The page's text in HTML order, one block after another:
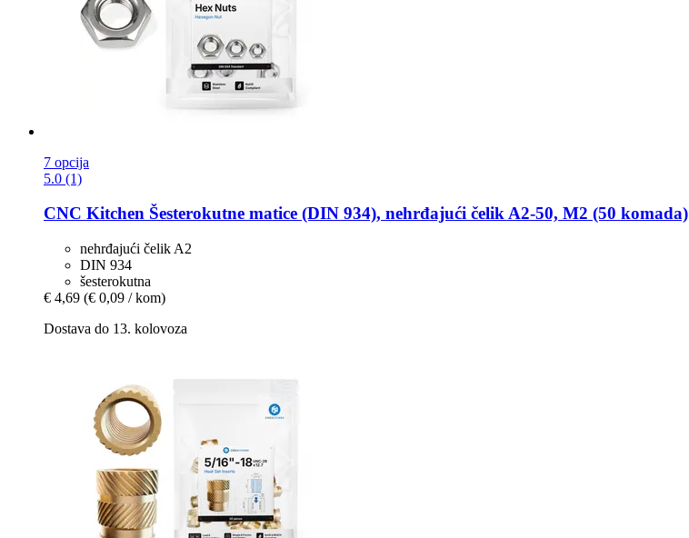
7 opcija
5.0 (1)
CNC Kitchen Šesterokutne matice (DIN 934), nehrđajući čelik A2-​50, M2 (50 komada)
nehrđajući čelik A2
DIN 934
šesterokutna
€ 4,69 (€ 0,09 / kom)
Dostava do 13. kolovoza